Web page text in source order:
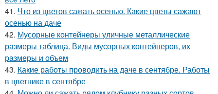
41. Что из цветов сажать осенью. Какие цветы сажают
осенью на даче
42. Мусорные контейнеры уличные металлические
размеры таблица. Виды мусорных контейнеров, их
размеры и объем
43. Какие работы проводить на даче в сентябре. Работы
в цветнике в сентябре